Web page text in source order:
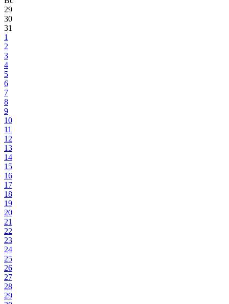
29
30
31
1
2
3
4
5
6
7
8
9
10
11
12
13
14
15
16
17
18
19
20
21
22
23
24
25
26
27
28
29